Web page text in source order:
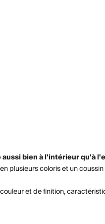
bien à l'intérieur qu'à
plusieurs coloris et un
et de finition,